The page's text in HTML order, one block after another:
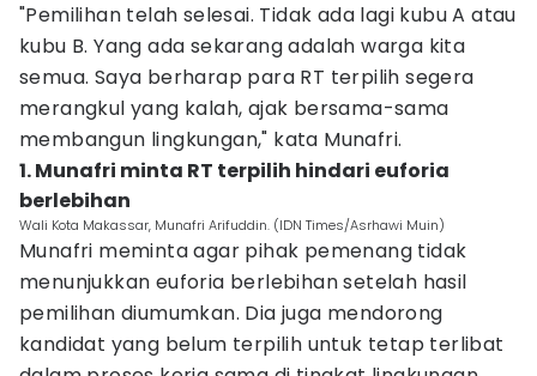
"Pemilihan telah selesai. Tidak ada lagi kubu A atau
kubu B. Yang ada sekarang adalah warga kita
semua. Saya berharap para RT terpilih segera
merangkul yang kalah, ajak bersama-sama
membangun lingkungan," kata Munafri.
1. Munafri minta RT terpilih hindari euforia
berlebihan
Wali Kota Makassar, Munafri Arifuddin. (IDN Times/Asrhawi Muin)
Munafri meminta agar pihak pemenang tidak
menunjukkan euforia berlebihan setelah hasil
pemilihan diumumkan. Dia juga mendorong
kandidat yang belum terpilih untuk tetap terlibat